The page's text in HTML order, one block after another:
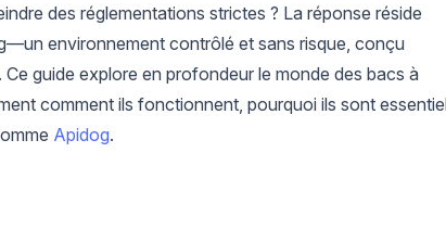
des réglementations strictes ? La réponse réside
environnement contrôlé et sans risque, conçu
guide explore en profondeur le monde des bacs à
comment ils fonctionnent, pourquoi ils sont
Apidog.